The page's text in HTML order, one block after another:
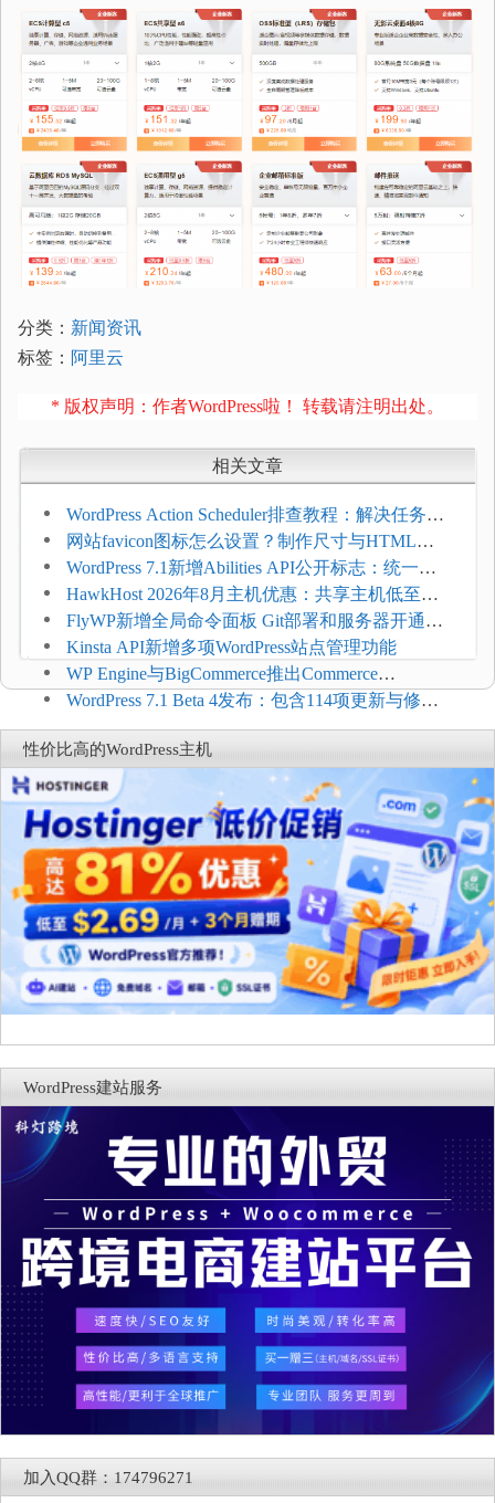
分类： 新闻资讯
标签： 阿里云
* 版权声明：作者WordPress啦！ 转载请注明出处。
相关文章
WordPress Action Scheduler排查教程：解决任务积
压和订单延迟
网站favicon图标怎么设置？制作尺寸与HTML添
加方法
WordPress 7.1新增Abilities API公开标志：统一支
持REST API、MCP与AI代理
HawkHost 2026年8月主机优惠：共享主机低至
$2.61/月，高性能主机同步折扣
FlyWP新增全局命令面板 Git部署和服务器开通更
方便
Kinsta API新增多项WordPress站点管理功能
WP Engine与BigCommerce推出Commerce
Connect：WordPress商店可保留前台体验并扩展电
商能力
WordPress 7.1 Beta 4发布：包含114项更新与修
复，仅建议在测试环境体验
性价比高的WordPress主机
WordPress建站服务
加入QQ群：174796271